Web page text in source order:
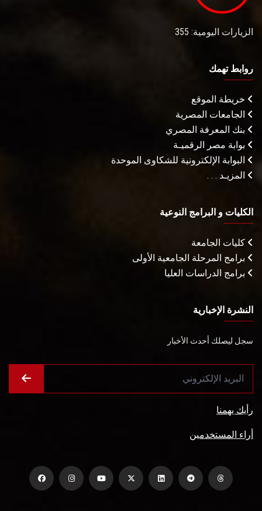
الزيارات اليومية: 355
روابط تهمك
خريطة الموقع
الجامعات المصرية
بنك المعرفة المصري
بوابة مصر الرقميـة
البوابة الإلكترونية للشكاوى الموحدة
المزيـد . . .
الكليات و البرامج النوعية
كليات الجامعة
برامج المرحلة الجامعية الأولى
برامج الدراسات العليا
النشرة الإخبارية
سجل ليصلك أحدث الأخبار
رأيك يهمنا
أراء المستخدمين